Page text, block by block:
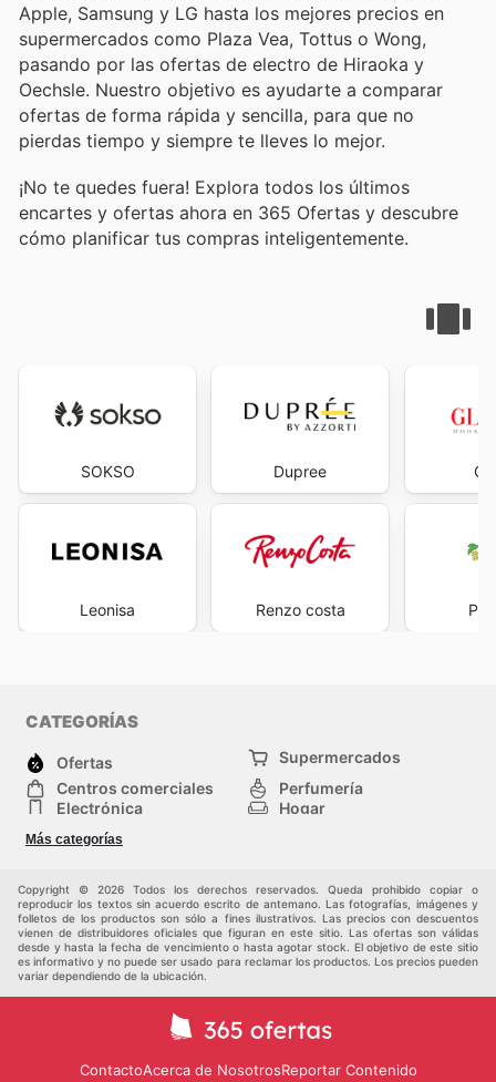
Apple, Samsung y LG hasta los mejores precios en
supermercados como Plaza Vea, Tottus o Wong,
pasando por las ofertas de electro de Hiraoka y
Oechsle. Nuestro objetivo es ayudarte a comparar
ofertas de forma rápida y sencilla, para que no
pierdas tiempo y siempre te lleves lo mejor.
¡No te quedes fuera! Explora todos los últimos
encartes y ofertas ahora en 365 Ofertas y descubre
cómo planificar tus compras inteligentemente.
SOKSO
Leonisa
Dupree
Renzo costa
CATEGORÍAS
Ofertas
Supermercados
Centros comerciales
Perfumería
Electrónica
Hogar
Herramientas y jardinería
Moda
Más categorías
Copyright © 2026 Todos los derechos reservados. Queda prohibido copiar o
reproducir los textos sin acuerdo escrito de antemano. Las fotografías, imágenes y
folletos de los productos son sólo a fines ilustrativos. Las precios con descuentos
vienen de distribuidores oficiales que figuran en este sitio. Las ofertas son válidas
desde y hasta la fecha de vencimiento o hasta agotar stock. El objetivo de este sitio
es informativo y no puede ser usado para reclamar los productos. Los precios pueden
variar dependiendo de la ubicación.
ContactoAcerca de NosotrosReportar Contenido